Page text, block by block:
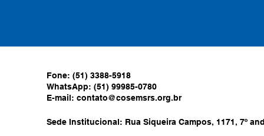
Fone: (51) 3388-5918
WhatsApp: (51) 99985-0780
E-mail: contato@cosemsrs.org.br
Sede Institucional: Rua Siqueira Campos, 1171, 7º